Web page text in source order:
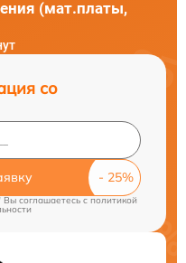
(мат.платы,
со
Вы соглашаетесь c политикой